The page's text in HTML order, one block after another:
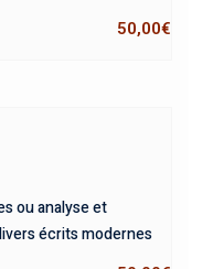
50,00€
ou analyse et
écrits modernes